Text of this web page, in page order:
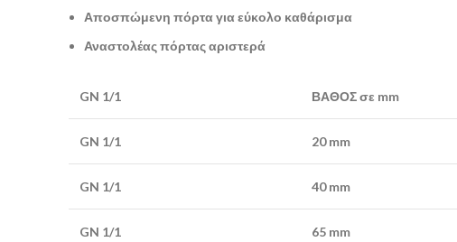
Αποσπώμενη πόρτα για εύκολο καθάρισμα
Αναστολέας πόρτας αριστερά
GN 1/1 ΒΑΘΟΣ σε mm
GN 1/1 20 mm
GN 1/1 40 mm
GN 1/1 65 mm